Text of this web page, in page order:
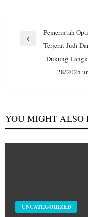
Navigasi
Previous
Pemerintah
Terjerat Judi
Dukung
28/2025
YOU MIGHT ALSO
UNCATEGORIZED